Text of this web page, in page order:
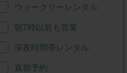
ウィークリーレンタル
朝7時以前も営業
深夜時間帯レンタル
直前予約